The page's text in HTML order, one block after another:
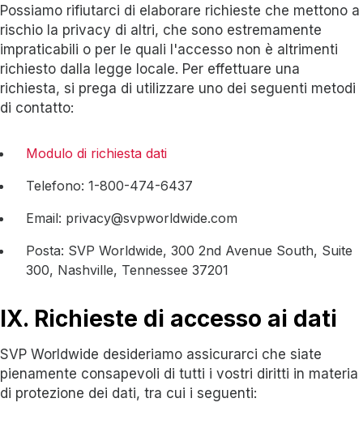
Possiamo rifiutarci di elaborare richieste che mettono a
rischio la privacy di altri, che sono estremamente
impraticabili o per le quali l'accesso non è altrimenti
richiesto dalla legge locale. Per effettuare una
richiesta, si prega di utilizzare uno dei seguenti metodi
di contatto:
Modulo di richiesta dati
Telefono: 1-800-474-6437
Email: privacy@svpworldwide.com
Posta: SVP Worldwide, 300 2nd Avenue South, Suite
300, Nashville, Tennessee 37201
IX. Richieste di accesso ai dati
SVP Worldwide desideriamo assicurarci che siate
pienamente consapevoli di tutti i vostri diritti in materia
di protezione dei dati, tra cui i seguenti: